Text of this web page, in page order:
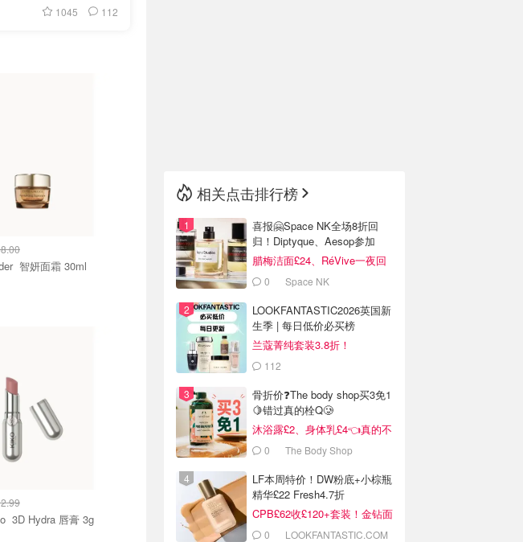
1045 112
Estee Lauder 智妍面霜 30ml
Kiko milano 3D Hydra 唇膏 3g
相关点击排行榜
喜报🤗Space NK全场8折回
归！Diptyque、Aesop参加
腊梅洁面£24、RéVive一夜回
春油有货
0 Space NK
LOOKFANTASTIC2026英国新
生季 | 每日低价必买榜
兰蔻菁纯套装3.8折！
112
骨折价❓The body shop买3免1
🍋错过真的栓Q🥲
沐浴露£2、身体乳£4👈真的不
戳我看看吗❓
0 The Body Shop
LF本周特价！DW粉底+小棕瓶
精华£22 Fresh4.7折
CPB£62收£120+套装！金钻面
霜半价
0 LOOKFANTASTIC.COM